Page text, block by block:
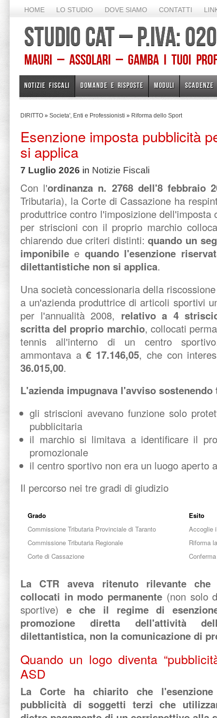
HOME LO STUDIO DOVE SIAMO CONTATTI
STUDIO CAT – P.IVA:
Mauri – Assolari – Gamba I TUOI
NOTIZIE FISCALI DOMANDE E RISPOSTE MODULI SCADENZE
DIRITTO » Societa', Enti e Professionisti » Riforma dello Sport
Esenzione imposta pubblicità
si applica
7 Luglio 2026 in Notizie Fiscali
Con l'ordinanza n. 2768 dell'8 febbraio
Tributaria), la Corte di Cassazione ha
produttrice contro l'imposizione dell'imposta
per striscioni con il proprio marchio
chiarendo due criteri distinti:quando un
imponibile e quando l'esenzione
dilettantistiche non si applica.
Una società concessionaria della
a un'azienda produttrice di articoli sportivi
per l'annualità 2008, relativo a 4
scritta del proprio marchio, collocati
tennis all'interno di un centro
ammontava a€ 17.146,05, che con
36.015,00.
L'azienda impugnava l'avviso
gli striscioni avevano funzione solo
pubblicitaria
il marchio si limitava a identificare il
promozionale
il centro sportivo non era un luogo aperto
Il percorso nei tre gradi di giudizio
Grado
Esito
Commissione Tributaria Provinciale di Taranto
Accoglie
Commissione Tributaria Regionale
Riforma
Corte di Cassazione
La CTR aveva ritenuto rilevante
collocati in modo permanente (non solo
sportive) e che il regime di
promozione diretta dell'attività
dilettantistica, non la comunicazione di
Quando un logo diventa
ASD
La Corte ha chiarito che
pubblicità di soggetti terzi che